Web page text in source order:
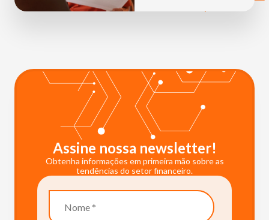
Assine nossa newsletter!
Obtenha informações em primeira mão sobre as
tendências do setor financeiro.